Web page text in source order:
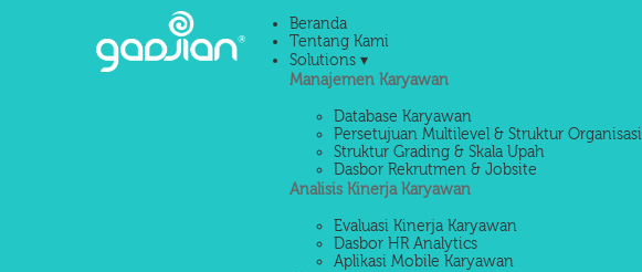
Beranda
Tentang Kami
Solutions ▾
Manajemen Karyawan
Database Karyawan
Persetujuan Multilevel & Struktur Organisasi
Struktur Grading & Skala Upah
Dasbor Rekrutmen & Jobsite
Analisis Kinerja Karyawan
Evaluasi Kinerja Karyawan
Dasbor HR Analytics
Aplikasi Mobile Karyawan